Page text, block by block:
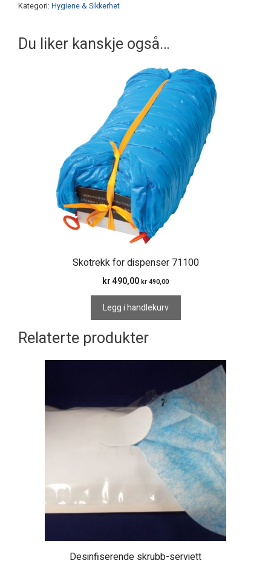
Kategori: Hygiene & Sikkerhet
Du liker kanskje også…
Skotrekk for dispenser 71100
kr 490,00 kr 490,00
Legg i handlekurv
Relaterte produkter
Desinfiserende skrubb-serviett